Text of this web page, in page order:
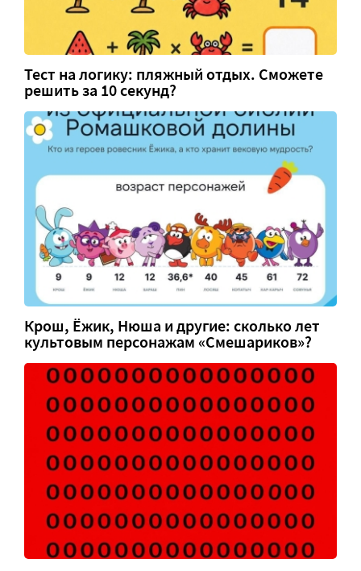
Тест на логику: пляжный отдых. Сможете
решить за 10 секунд?
Крош, Ёжик, Нюша и другие: сколько лет
культовым персонажам «Смешариков»?